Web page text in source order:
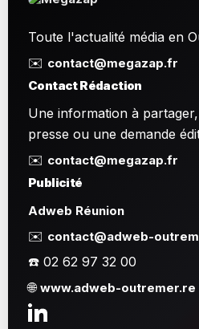
Toute l'actualité média en
✉️ contact@megazap.fr
Contact Rédaction
Une information à
presse ou une demande
✉️ contact@megazap.fr
Publicité
Adweb Réunion
✉️ contact@adweb-
☎️ 02 62 97 32 00
🌐www.adweb-outremer.re